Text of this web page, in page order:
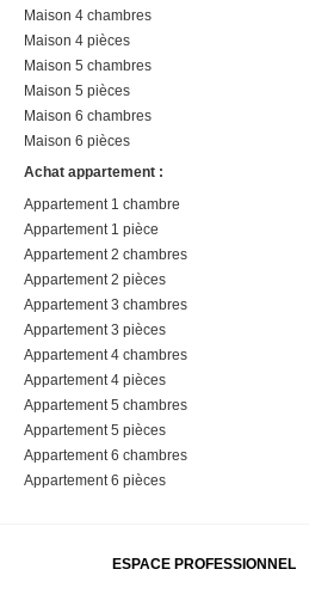
Maison 4 chambres
Maison 4 pièces
Maison 5 chambres
Maison 5 pièces
Maison 6 chambres
Maison 6 pièces
Achat appartement :
Appartement 1 chambre
Appartement 1 pièce
Appartement 2 chambres
Appartement 2 pièces
Appartement 3 chambres
Appartement 3 pièces
Appartement 4 chambres
Appartement 4 pièces
Appartement 5 chambres
Appartement 5 pièces
Appartement 6 chambres
Appartement 6 pièces
ESPACE PROFESSIONNEL